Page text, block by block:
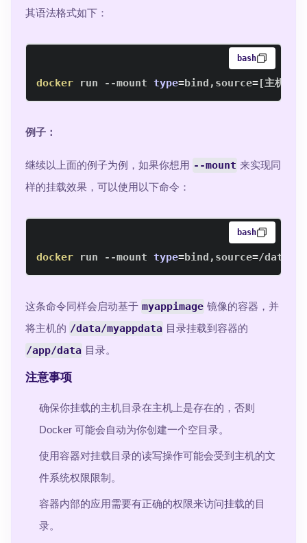
其语法格式如下：
bash
docker run --mount type=bind,source=[主机目录
例子：
继续以上面的例子为例，如果你想用 --mount 来实现同
样的挂载效果，可以使用以下命令：
bash
docker run --mount type=bind,source=/data/
这条命令同样会启动基于 myappimage 镜像的容器，并
将主机的 /data/myappdata 目录挂载到容器的
/app/data 目录。
注意事项
确保你挂载的主机目录在主机上是存在的，否则
Docker 可能会自动为你创建一个空目录。
使用容器对挂载目录的读写操作可能会受到主机的文
件系统权限限制。
容器内部的应用需要有正确的权限来访问挂载的目
录。